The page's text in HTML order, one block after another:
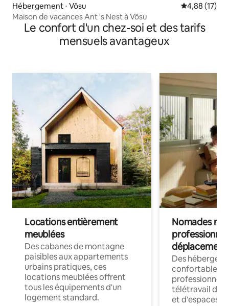
Hébergement ⋅ Võsu Évaluation
4,88 (17)
Maison de vacances Ant 's Nest à Võsu
Le confort d'un chez-soi et des tarifs
mensuels avantageux
Locations entièrement
meublées
Des cabanes de montagne
paisibles aux appartements
urbains pratiques, ces
locations meublées offrent
tous les équipements d'un
logement standard.
Nomades
déplacement
Des
confortables
professionnels
télétravail
et d'espaces